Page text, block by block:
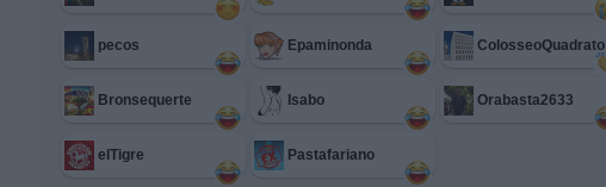
pecos Epaminonda ColosseoQuadrato
Bronsequerte Isabo Orabasta2633
elTigre Pastafariano